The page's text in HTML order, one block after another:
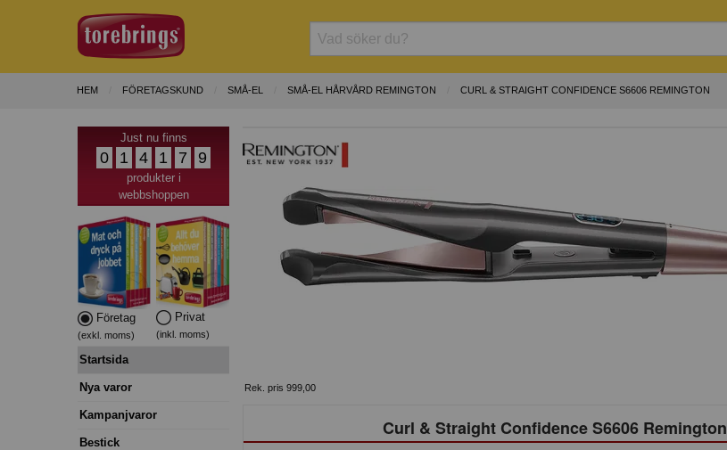
HEM FÖRETAGSKUND SMÅ-EL SMÅ-EL HÅRVÅRD REMINGTON CURL & STRAIGHT CONFIDENCE S6606 REMINGTON
Just nu finns
0 1 4 1 7 9
produkter i
webbshoppen
Företag
(exkl. moms)
Privat
(inkl. moms)
Startsida
Nya varor
Kampanjvaror
Bestick
Rek. pris 999,00
Curl & Straight Confidence S6606 Remington